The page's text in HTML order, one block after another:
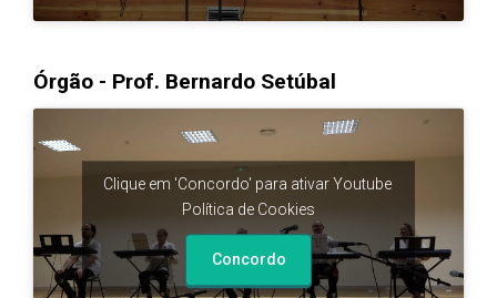
Órgão - Prof. Bernardo Setúbal
Clique em 'Concordo' para ativar Youtube
Política de Cookies
Concordo